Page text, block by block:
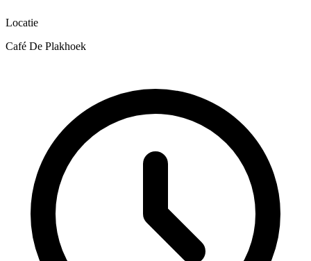
Locatie
Café De Plakhoek